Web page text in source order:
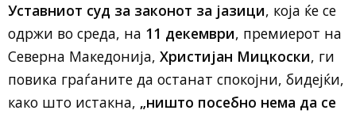
Уставниот суд за законот за јазици, која ќе се
одржи во среда, на 11 декември, премиерот на
Северна Македонија, Христијан Мицкоски, ги
повика граѓаните да останат спокојни, бидејќи,
како што истакна, „ништо посебно нема да се